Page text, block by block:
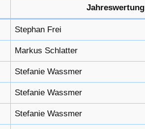
Jahreswertung
Stephan Frei
Markus Schlatter
Stefanie Wassmer
Stefanie Wassmer
Stefanie Wassmer